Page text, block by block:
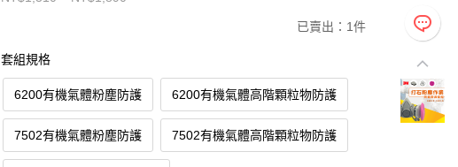
已賣出：1件
套組規格
6200有機氣體粉塵防護 6200有機氣體高階顆粒物防護
7502有機氣體粉塵防護 7502有機氣體高階顆粒物防護